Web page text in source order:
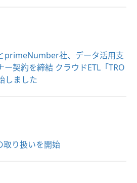
primeNumber社、データ活用支
契約を締結 クラウドETL「TRO
しました
り扱いを開始